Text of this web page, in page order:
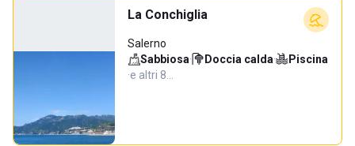
La Conchiglia
Salerno
Sabbiosa· Doccia calda·
Piscina
·e altri 8…